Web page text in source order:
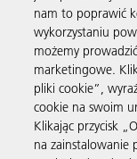
Produkty i
Wsparcie i
nam to poprawić
wykorzystaniu
możemy
marketingowe.
pliki cookie”,
cookie na swoim
Klikając przycisk
na zainstalowanie